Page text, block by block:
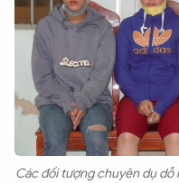
Các đối tượng chuyên dụ dỗ